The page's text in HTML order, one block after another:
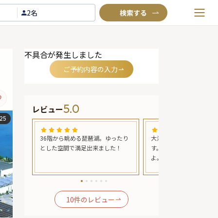
2名
TOP
よくあるご質問
お問い合わせ
25
不具合が発生しました
ご予約内容の入力
レビュー5.0
大喜
ま
36階から眺める琵琶湖。ゆったり
とした空間で満足出来ました！
大津プリンスホテルの中
す。 ここからの景色も良
よ。 落ち着いて、ゆっ
論、接客も良いです。
10件のレビュー